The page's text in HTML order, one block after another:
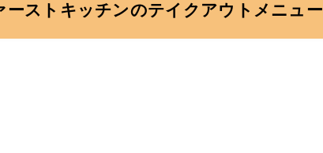
ーストキッチンのテイクアウトメニュー